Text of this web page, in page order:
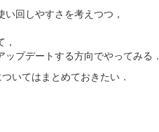
回しやすさを考えつつ，
プデートする方向でやってみる．
いてはまとめておきたい．